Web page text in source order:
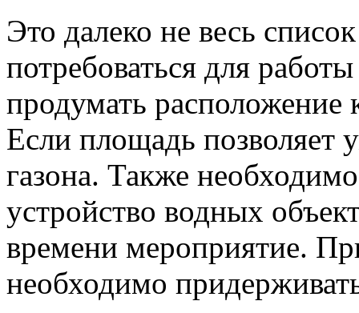
Это далеко не весь
потребоваться для
продумать расположение
Если площадь позволяет
газона. Также
устройство водных
времени мероприятие.
необходимо